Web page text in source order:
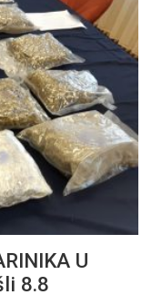
U
8.8